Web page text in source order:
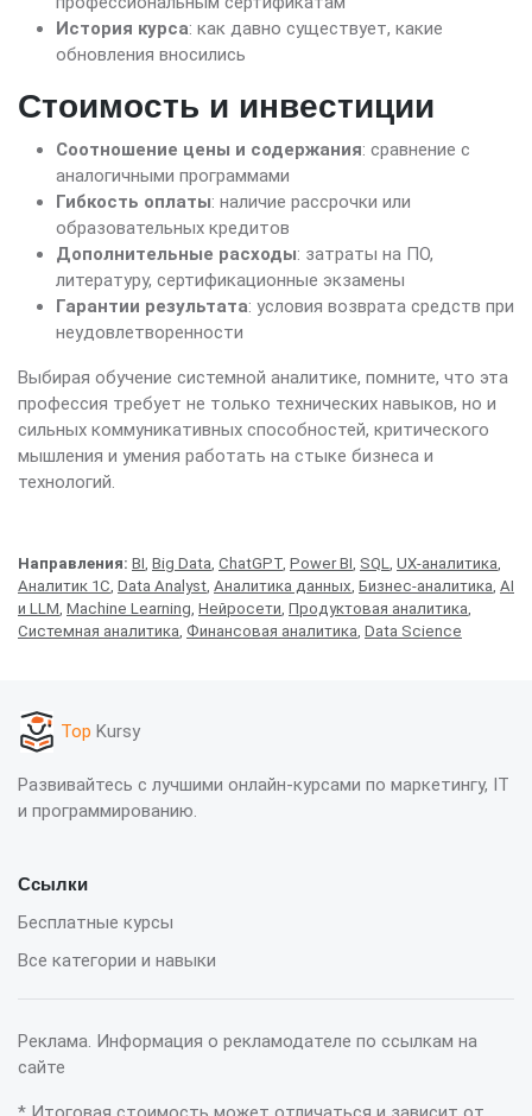
История курса: как давно существует, какие
обновления вносились
Стоимость и инвестиции
Соотношение цены и содержания: сравнение с
аналогичными программами
Гибкость оплаты: наличие рассрочки или
образовательных кредитов
Дополнительные расходы: затраты на ПО,
литературу, сертификационные экзамены
Гарантии результата: условия возврата средств при
неудовлетворенности
Выбирая обучение системной аналитике, помните, что эта
профессия требует не только технических навыков, но и
сильных коммуникативных способностей, критического
мышления и умения работать на стыке бизнеса и
технологий.
Направления: BI, Big Data, ChatGPT, Power BI, SQL, UX-аналитика,
Аналитик 1С, Data Analyst, Аналитика данных, Бизнес-аналитика, AI
и LLM, Machine Learning, Нейросети, Продуктовая аналитика,
Системная аналитика, Финансовая аналитика, Data Science
Top Kursy
Развивайтесь с лучшими онлайн-курсами по маркетингу, IT
и программированию.
Ссылки
Бесплатные курсы
Все категории и навыки
Реклама. Информация о рекламодателе по ссылкам на
сайте